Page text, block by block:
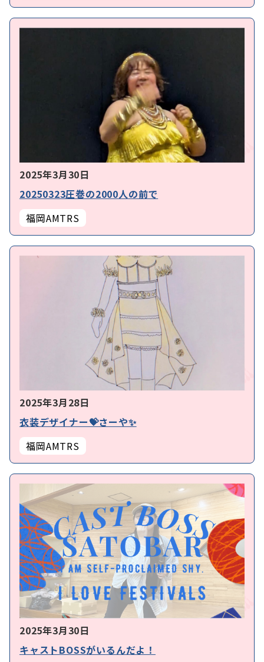
2025年3月30日
20250323圧巻の2000人の前で
福岡AMTRS
2025年3月28日
衣装デザイナー💝さーや✨
福岡AMTRS
2025年3月30日
キャストBOSSがいるんだよ！